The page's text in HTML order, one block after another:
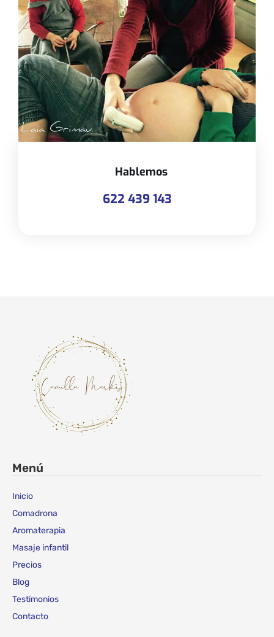
Hablemos
622 439 143
Menú
Inicio
Comadrona
Aromaterapia
Masaje infantil
Precios
Blog
Testimonios
Contacto